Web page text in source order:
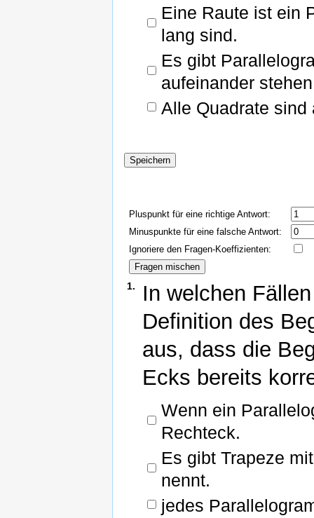
Eine Raute ist ein
lang sind.
Es gibt
aufeinander
Alle Quadrate
Pluspunkt für eine richtige Antwort:
Minuspunkte für eine falsche Antwort:
Ignoriere den Fragen-Koeffizienten:
1.
In welchen
Definition des
aus, dass die
Ecks bereits
Wenn ein
Rechteck.
Es gibt Trapeze
nennt.
jedes